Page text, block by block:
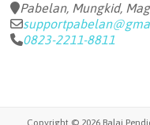
Pabelan, Mungkid,
0823-2211-8811